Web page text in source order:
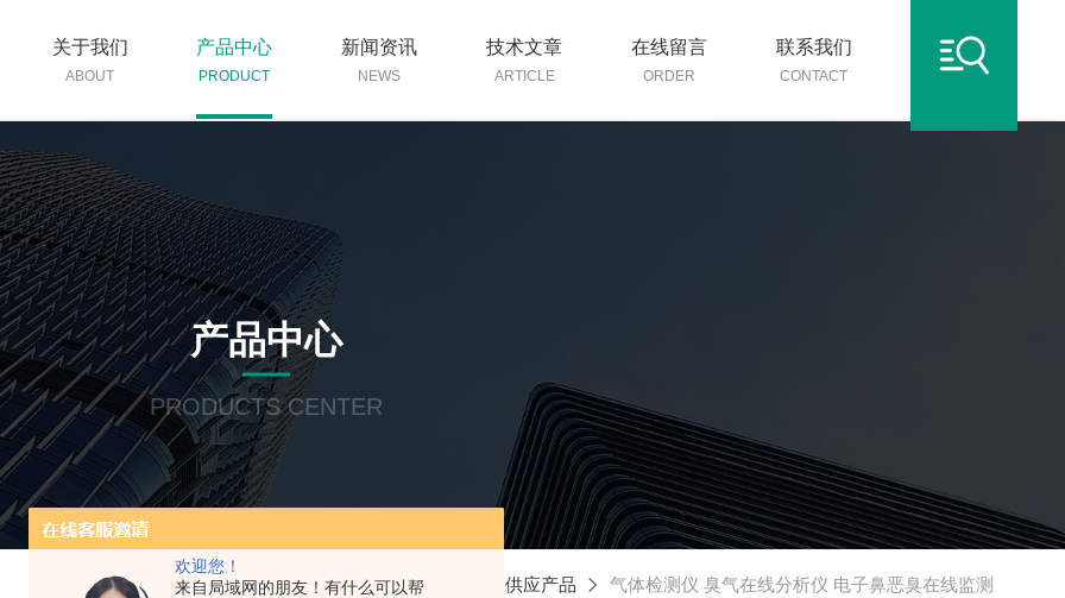
欢迎您！
来自局域网的朋友！有什么可以帮
关于我们
ABOUT
产品中心
PRODUCT
新闻资讯
NEWS
技术文章
ARTICLE
在线留言
ORDER
联系我们
CONTACT
产品中心
PRODUCTS CENTER
当前位置：首页 产品中心 供应产品 气体检测仪 臭气在线分析仪 电子鼻恶臭在线监测